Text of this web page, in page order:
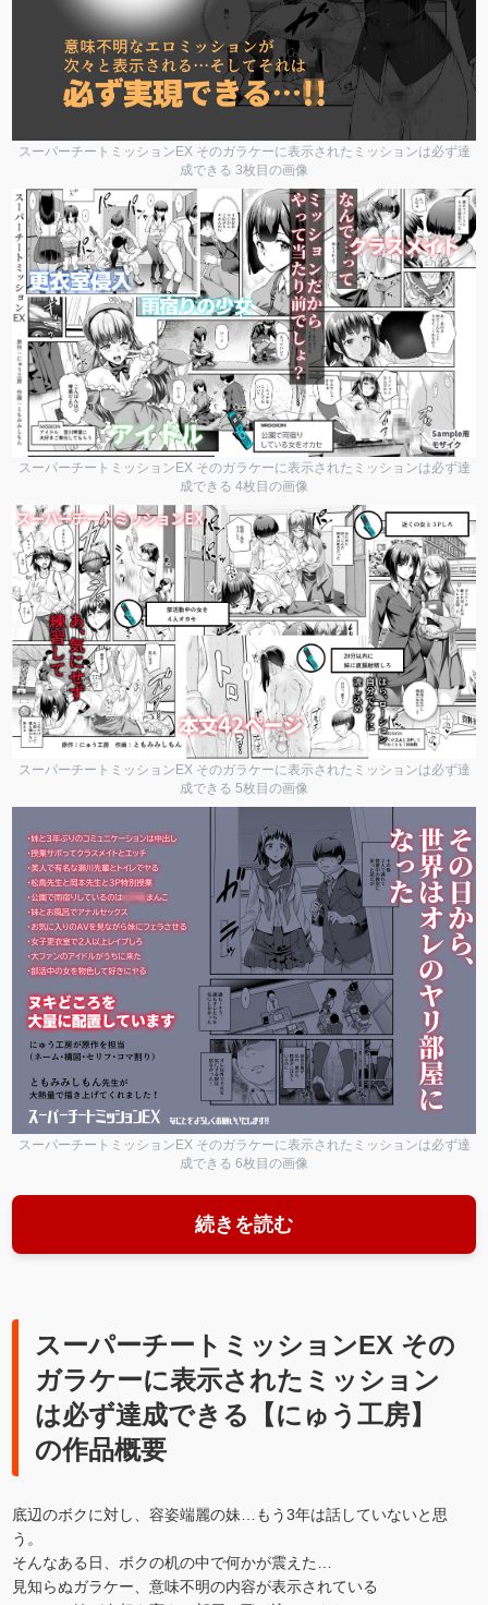
スーパーチートミッションEX そのガラケーに表示されたミッションは必ず達
成できる 3枚目の画像
スーパーチートミッションEX そのガラケーに表示されたミッションは必ず達
成できる 4枚目の画像
スーパーチートミッションEX そのガラケーに表示されたミッションは必ず達
成できる 5枚目の画像
スーパーチートミッションEX そのガラケーに表示されたミッションは必ず達
成できる 6枚目の画像
続きを読む
スーパーチートミッションEX その
ガラケーに表示されたミッション
は必ず達成できる【にゅう工房】
の作品概要
底辺のボクに対し、容姿端麗の妹…もう3年は話していないと思
う。
そんなある日、ボクの机の中で何かが震えた…
見知らぬガラケー、意味不明の内容が表示されている